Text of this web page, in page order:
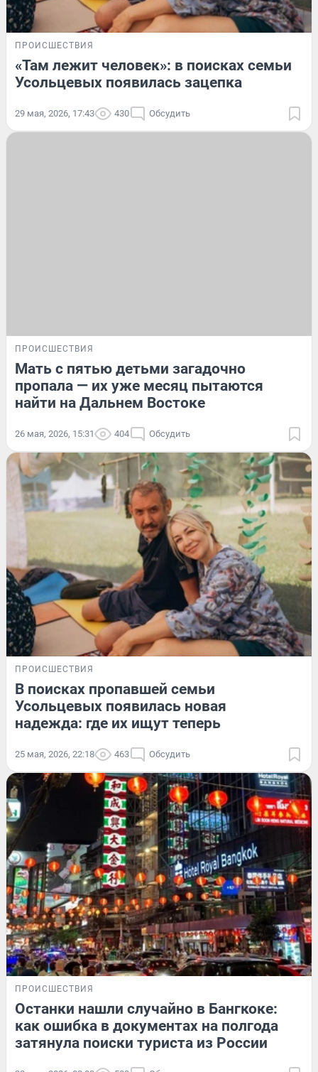
ПРОИСШЕСТВИЯ
«Там лежит человек»: в поисках семьи
Усольцевых появилась зацепка
29 мая, 2026, 17:43 430 Обсудить
ПРОИСШЕСТВИЯ
Мать с пятью детьми загадочно
пропала — их уже месяц пытаются
найти на Дальнем Востоке
26 мая, 2026, 15:31 404 Обсудить
ПРОИСШЕСТВИЯ
В поисках пропавшей семьи
Усольцевых появилась новая
надежда: где их ищут теперь
25 мая, 2026, 22:18 463 Обсудить
ПРОИСШЕСТВИЯ
Останки нашли случайно в Бангкоке:
как ошибка в документах на полгода
затянула поиски туриста из России